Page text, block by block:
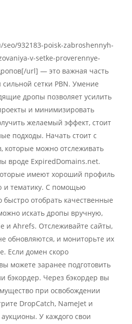
932183-poisk-zabroshennyh-
v-setke-proverennye-
url] — это важная часть
сетки PBN. Умение
дропы позволяет усилить
и минимизировать
желаемый эффект, стоит
подходы. Начать стоит с
которые можно отслеживать
вроде ExpiredDomains.net.
имеют хороший профиль
и тематику. С помощью
отобрать качественные
искать дропы вручную,
и Ahrefs. Отслеживайте сайты,
обновляются, и мониторьте их
Если домен скоро
можете заранее подготовить
бэкордер. Через бэкордер вы
при освобождении
DropCatch, NameJet и
У каждого свои